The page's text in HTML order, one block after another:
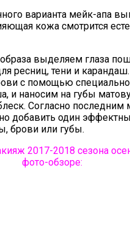
варианта мейк-апа
кожа смотрится
выделяем глаза
ресниц, тени и карандаш.
с помощью
и наносим на губы
Согласно
добавить один
брови или губы.
2017-2018 сезона
фото-обзоре: